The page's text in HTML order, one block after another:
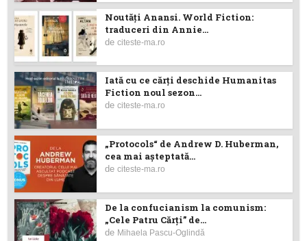
Noutăţi Anansi. World Fiction:
traduceri din Annie...
deciteste-ma.ro
Iată cu ce cărţi deschide Humanitas
Fiction noul sezon...
deciteste-ma.ro
„Protocols“ de Andrew D. Huberman,
cea mai așteptată...
deciteste-ma.ro
De la confucianism la comunism:
„Cele Patru Cărți” de...
de Mihaela Pascu-Oglindă